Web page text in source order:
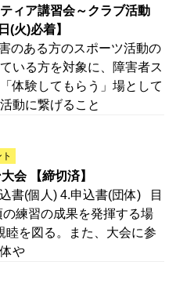
ィア講習会～クラブ活動
(火)必着】
のある方のスポーツ活動の
いる方を対象に、障害者ス
体験してもらう」場として
動に繋げること
会 【締切済】
書(個人) 4.申込書(団体) 目
練習の成果を発揮する場
睦を図る。また、大会に参
や